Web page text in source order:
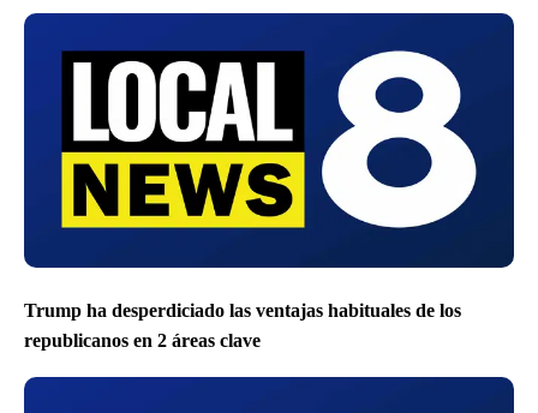
Trump ha desperdiciado las ventajas habituales de los
republicanos en 2 áreas clave